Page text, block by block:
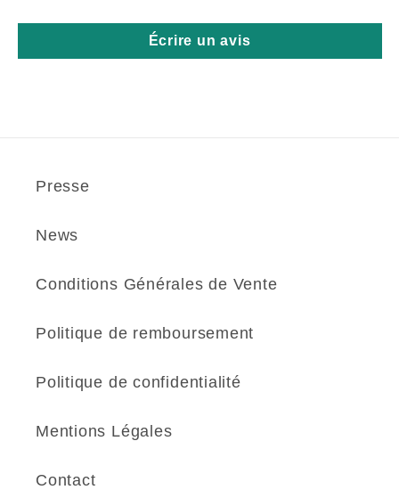
Écrire un avis
Presse
News
Conditions Générales de Vente
Politique de remboursement
Politique de confidentialité
Mentions Légales
Contact